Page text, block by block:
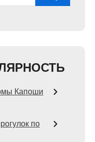
Капоши
по